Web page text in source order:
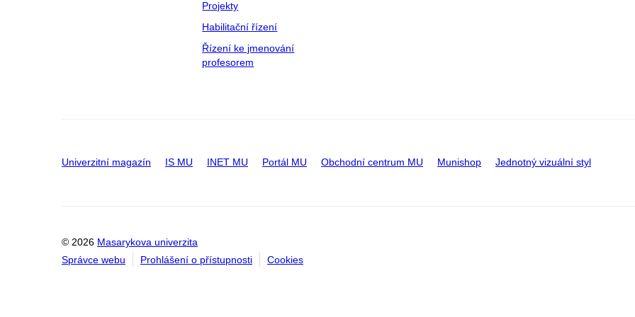
Projekty
Habilitační řízení
Řízení ke jmenování
profesorem
Univerzitní magazín IS MU INET MU Portál MU Obchodní centrum MU Munishop Jednotný vizuální styl
© 2026 Masarykova univerzita
Správce webu
Prohlášení o přístupnosti Cookies